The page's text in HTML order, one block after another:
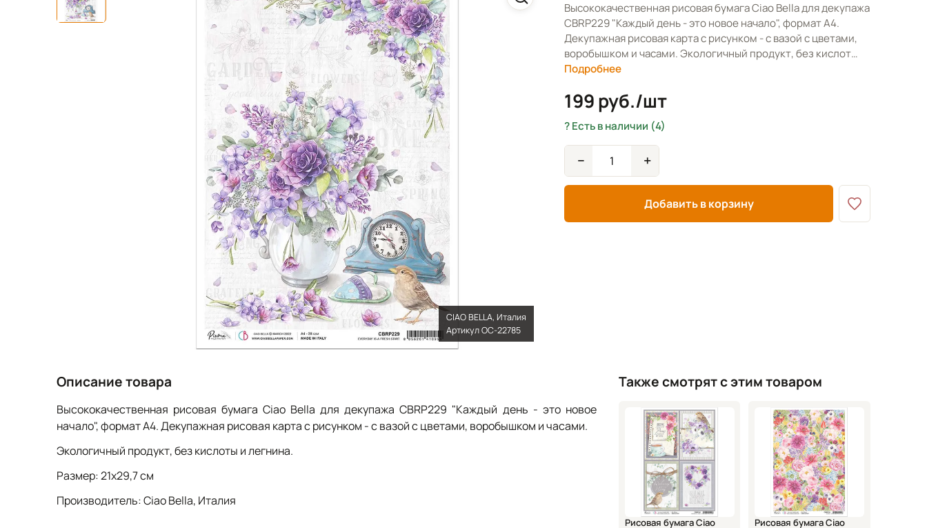
CIAO BELLA, Италия
Артикул OC-22785
Высококачественная рисовая бумага Ciao Bella для декупажа
CBRP229 "Каждый день - это новое начало", формат А4.
Декупажная рисовая карта с рисунком - с вазой с цветами,
воробышком и часами. Экологичный продукт, без кислот…
Подробнее
199 руб./шт
Есть в наличии (4)
− +
Добавить в корзину
Описание товара
Высококачественная рисовая бумага Ciao Bella для декупажа CBRP229 "Каждый день - это новое
начало", формат А4. Декупажная рисовая карта с рисунком - с вазой с цветами, воробышком и часами.
Экологичный продукт, без кислоты и легнина.
Размер: 21х29,7 см
Производитель: Ciao Bella, Италия
Также смотрят с этим товаром
Рисовая бумага Ciao
Рисовая бумага Ciao